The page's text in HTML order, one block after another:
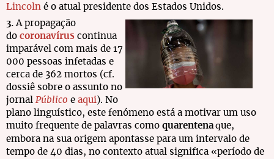
Lincoln é o atual presidente dos Estados Unidos.
3. A propagação
do coronavírus continua
imparável com mais de 17
000 pessoas infetadas e
cerca de 362 mortos (cf.
dossiê sobre o assunto no
jornal Público e aqui). No
plano linguístico, este fenómeno está a motivar um uso
muito frequente de palavras como quarentenaque,
embora na sua origem apontasse para um intervalo de
tempo de 40 dias, no contexto atual significa «período de